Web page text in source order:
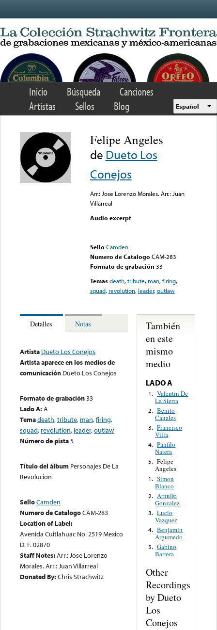
Inicio Búsqueda
Canciones
Artistas
Sellos Blog Español
Felipe Angeles
de Dueto Los
Conejos
Arr.: Jose Lorenzo Morales. Arr.: Juan
Villarreal
Audio excerpt
Sello Camden
Numero de Catalogo CAM-283
Formato de grabación 33
Temas death,tribute, man,firing,
squad, revolution, leader,outlaw
Detalles Notas
Artista Dueto Los Conejos
Artista aparece en los medios de
comunicación Dueto Los Conejos
Formato de grabación33
Lado A:A
Temadeath,tribute, man,firing,
squad, revolution, leader,outlaw
Número de pista5
Título del álbum Personajes De La
Revolucion
SelloCamden
Numero de CatalogoCAM-283
Location of Label:
Avenida Cuitlahuac No. 2519 Mexico
D. F. 02870
Staff Notes:Arr.: Jose Lorenzo
Morales. Arr.: Juan Villarreal
Donated By:Chris Strachwitz
También
en este
mismo
medio
LADO A
1. Valentin De
La Sierra
2. Benito
Canales
3. Francisco
Villa
4. Panfilo
Natera
5. Felipe
Angeles
1. Simon
Blanco
2. Arnulfo
Gonzalez
3. Lucio
Vazquez
4. Benjamin
Argumedo
5. Gabino
Barrera
Other
Recordings
by Dueto
Los
Conejos